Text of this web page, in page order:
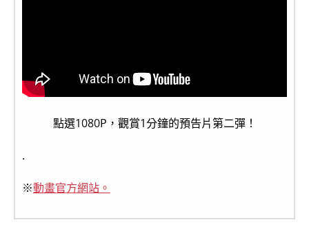
點選1080P，觀賞1分鐘的預告片第二彈！
.
※動畫官方網站。